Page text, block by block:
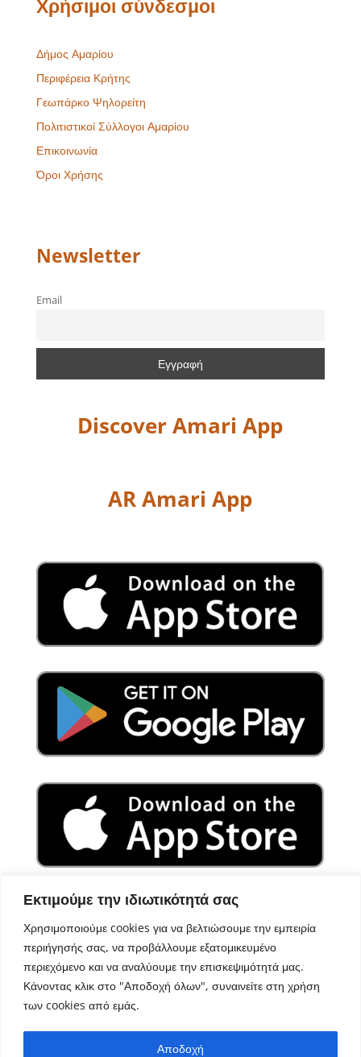
Εκτιμούμε την ιδιωτικότητά σας
Χρησιμοποιούμε cookies για να βελτιώσουμε την εμπειρία
περιήγησής σας, να προβάλλουμε εξατομικευμένο
περιεχόμενο και να αναλύουμε την επισκεψιμότητά μας.
Κάνοντας κλικ στο "Αποδοχή όλων", συναινείτε στη χρήση
των cookies από εμάς.
Αποδοχή
Χρήσιμοι σύνδεσμοι
Δήμος Αμαρίου
Περιφέρεια Κρήτης
Γεωπάρκο Ψηλορείτη
Πολιτιστικοί Σύλλογοι Αμαρίου
Επικοινωνία
Όροι Χρήσης
Newsletter
Email
Discover Amari App
AR Amari App